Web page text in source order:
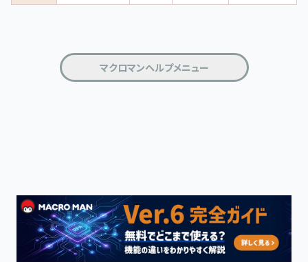
マクロマンヘルプメニュー